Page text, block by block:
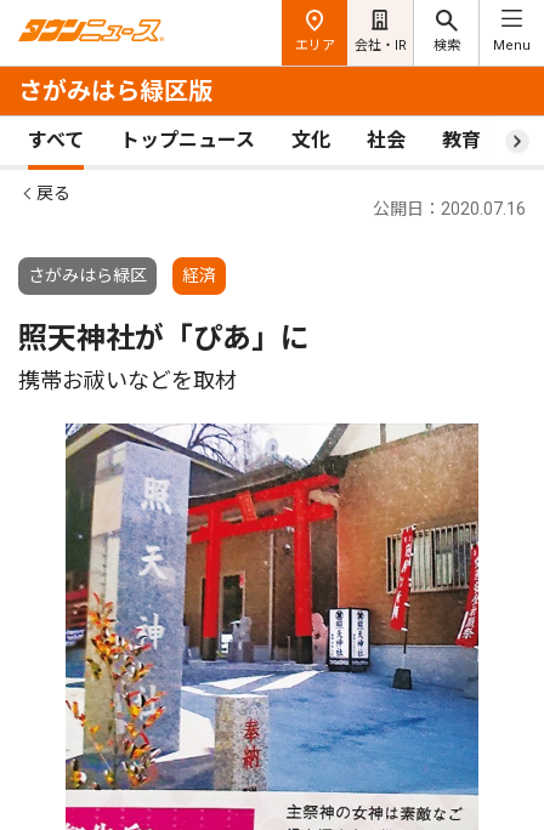
エリア 会社・IR 検索 Menu
さがみはら緑区版
すべて トップニュース 文化 社会 教育 ス
戻る
さがみはら緑区 経済
公開日：2020.07.16
照天神社が「ぴあ」に
携帯お祓いなどを取材